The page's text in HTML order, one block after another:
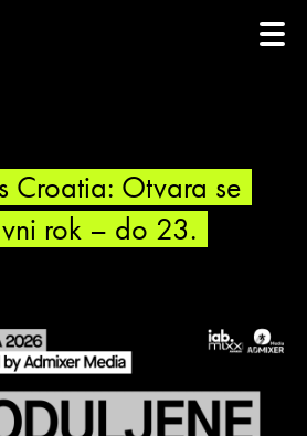
Croatia: Otvara se
rok – do 23.